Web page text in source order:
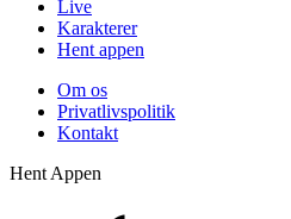
Live
Karakterer
Hent appen
Om os
Privatlivspolitik
Kontakt
Hent Appen